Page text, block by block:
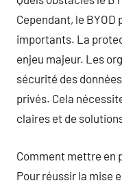
Cependant, le
importants. La
enjeu majeur. Les
sécurité des
privés. Cela
claires et de
Comment mettre en
Pour réussir la mise